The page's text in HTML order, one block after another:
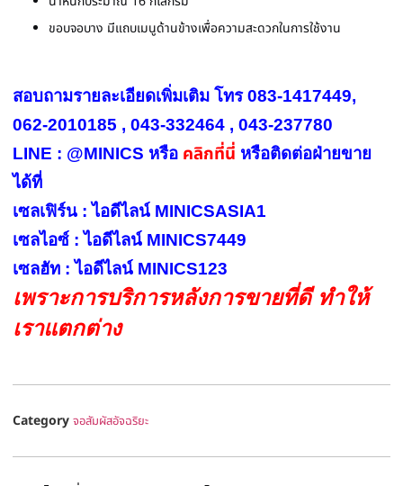
ขอบจอบาง มีแถบเมนูด้านข้างเพื่อความสะดวกในการใช้งาน
สอบถามรายละเอียดเพิ่มเติม โทร 083-1417449,
062-2010185 , 043-332464 , 043-237780
LINE : @MINICS หรือ คลิกที่นี่ หรือติดต่อฝ่ายขาย
ได้ที่
เซลเฟิร์น : ไอดีไลน์ MINICSASIA1
เซลไอซ์ : ไอดีไลน์ MINICS7449
เซลฮัท : ไอดีไลน์ MINICS123
เพราะการบริการหลังการขายที่ดี ทำให้
เราแตกต่าง
Category จอสัมผัสอัจฉริยะ